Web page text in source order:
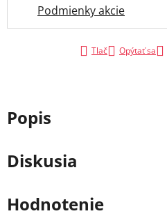
Podmienky akcie
Tlač Opýtať sa
Popis
Diskusia
Hodnotenie